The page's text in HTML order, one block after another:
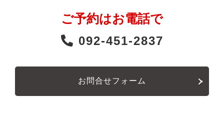
ご予約はお電話で
092-451-2837
お問合せフォーム